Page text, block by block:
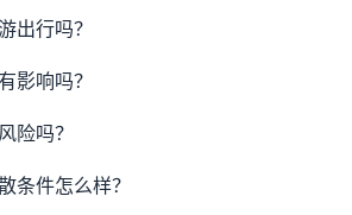
出行吗？
影响吗？
险吗？
条件怎么样？